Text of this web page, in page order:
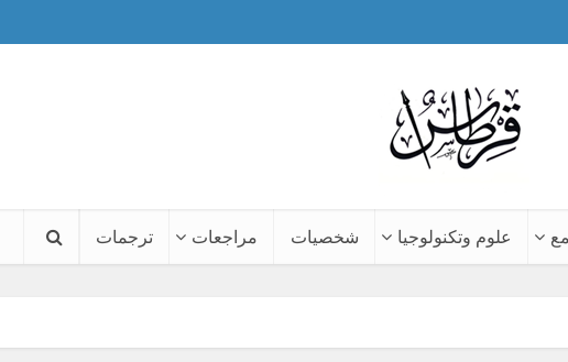
علوم وتكنولوجيا شخصيات مراجعات ترجمات